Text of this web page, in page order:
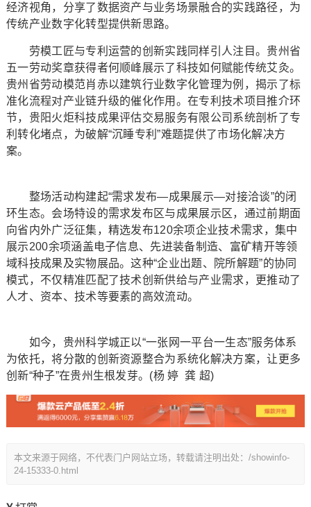
经济视角，分享了数据资产与业务场景融合的实践路径，为
传统产业数字化转型提供新思路。
劳模工匠与专利运营的创新实践同样引人注目。贵州省
五一劳动奖章获得者何顺峰展示了科技如何赋能传统艾灸。
贵州省劳动模范肖赤以建筑行业数字化管理为例，揭示了标
准化流程对产业链升级的催化作用。在专利技术项目推介环
节，贵阳火炬科技成果评估交易服务有限公司系统剖析了专
利转化堵点，为破解“沉睡专利”难题提供了市场化解决方
案。
整场活动构建起“需求发布—成果展示—对接洽谈”的闭
环生态。会场特设的需求发布区与成果展示区，通过前期面
向省内外广泛征集，精选发布120余项企业技术需求，集中
展示200余项涵盖电子信息、先进装备制造、富矿精开等领
域科技成果及实物展品。这种“企业出题、院所解题”的协同
模式，不仅精准匹配了技术创新供给与产业需求，更推动了
人才、资本、技术等要素的高效流动。
如今，贵州科学城正以“一张网一平台一生态”服务体系
为依托，将分散的创新资源整合为系统化解决方案，让更多
创新“种子”在贵州生根发芽。(杨 婷 龚 超)
本文来源于网络，不代表门户网站立场，转载请注明出处：/showinfo-
24-15333-0.html